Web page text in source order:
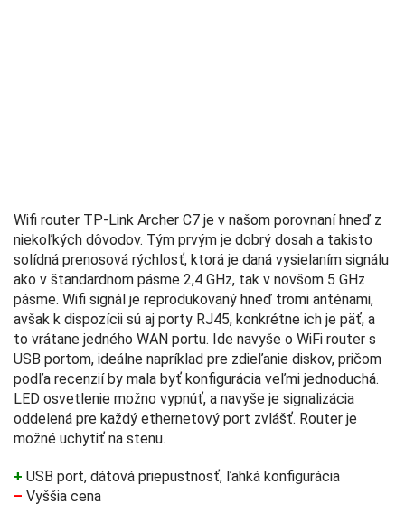
Wifi router TP-Link Archer C7 je v našom porovnaní hneď z
niekoľkých dôvodov. Tým prvým je dobrý dosah a takisto
solídná prenosová rýchlosť, ktorá je daná vysielaním signálu
ako v štandardnom pásme 2,4 GHz, tak v novšom 5 GHz
pásme. Wifi signál je reprodukovaný hneď tromi anténami,
avšak k dispozícii sú aj porty RJ45, konkrétne ich je päť, a
to vrátane jedného WAN portu. Ide navyše o WiFi router s
USB portom, ideálne napríklad pre zdieľanie diskov, pričom
podľa recenzií by mala byť konfigurácia veľmi jednoduchá.
LED osvetlenie možno vypnúť, a navyše je signalizácia
oddelená pre každý ethernetový port zvlášť. Router je
možné uchytiť na stenu.
+ USB port, dátová priepustnosť, ľahká konfigurácia
– Vyššia cena